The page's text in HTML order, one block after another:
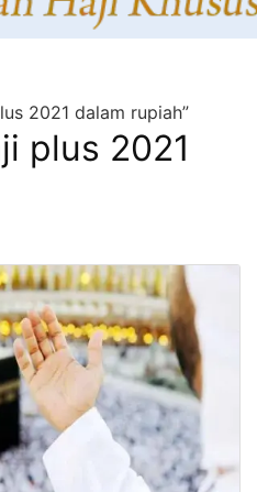
2021 dalam rupiah”
plus 2021